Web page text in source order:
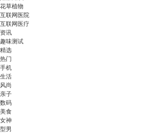
花草植物
互联网医院
互联网医疗
资讯
趣味测试
精选
热门
手机
生活
风尚
亲子
数码
美食
女神
型男